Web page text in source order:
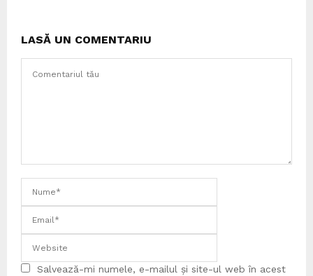
LASĂ UN COMENTARIU
Salvează-mi numele, e-mailul și site-ul web în acest